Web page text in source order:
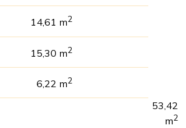
53,42
m2
14,61 m2
15,30 m2
6,22 m2